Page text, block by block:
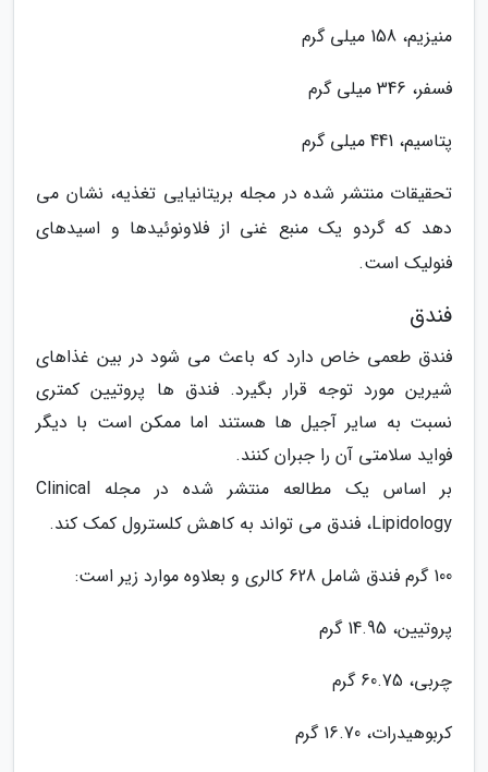
منیزیم، 158 میلی گرم
فسفر، 346 میلی گرم
پتاسیم، 441 میلی گرم
تحقیقات منتشر شده در مجله بریتانیایی تغذیه، نشان می
دهد که گردو یک منبع غنی از فلاونوئیدها و اسیدهای
فنولیک است.
فندق
فندق طعمی خاص دارد که باعث می شود در بین غذاهای
شیرین مورد توجه قرار بگیرد. فندق ها پروتیین کمتری
نسبت به سایر آجیل ها هستند اما ممکن است با دیگر
فواید سلامتی آن را جبران کنند.
بر اساس یک مطالعه منتشر شده در مجله Clinical
Lipidology، فندق می تواند به کاهش کلسترول کمک کند.
100 گرم فندق شامل 628 کالری و بعلاوه موارد زیر است:
پروتیین، 14.95 گرم
چربی، 60.75 گرم
کربوهیدرات، 16.70 گرم